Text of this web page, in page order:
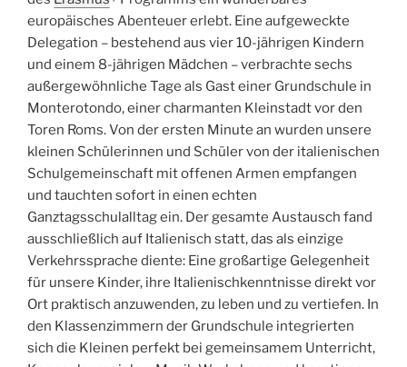
europäisches Abenteuer erlebt. Eine aufgeweckte
Delegation – bestehend aus vier 10-jährigen Kindern
und einem 8-jährigen Mädchen – verbrachte sechs
außergewöhnliche Tage als Gast einer Grundschule in
Monterotondo, einer charmanten Kleinstadt vor den
Toren Roms. Von der ersten Minute an wurden unsere
kleinen Schülerinnen und Schüler von der italienischen
Schulgemeinschaft mit offenen Armen empfangen
und tauchten sofort in einen echten
Ganztagsschulalltag ein. Der gesamte Austausch fand
ausschließlich auf Italienisch statt, das als einzige
Verkehrssprache diente: Eine großartige Gelegenheit
für unsere Kinder, ihre Italienischkenntnisse direkt vor
Ort praktisch anzuwenden, zu leben und zu vertiefen. In
den Klassenzimmern der Grundschule integrierten
sich die Kleinen perfekt bei gemeinsamem Unterricht,